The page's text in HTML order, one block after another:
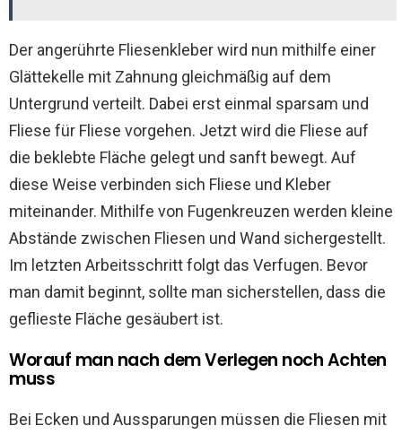
Der angerührte Fliesenkleber wird nun mithilfe einer
Glättekelle mit Zahnung gleichmäßig auf dem
Untergrund verteilt. Dabei erst einmal sparsam und
Fliese für Fliese vorgehen. Jetzt wird die Fliese auf
die beklebte Fläche gelegt und sanft bewegt. Auf
diese Weise verbinden sich Fliese und Kleber
miteinander. Mithilfe von Fugenkreuzen werden kleine
Abstände zwischen Fliesen und Wand sichergestellt.
Im letzten Arbeitsschritt folgt das Verfugen. Bevor
man damit beginnt, sollte man sicherstellen, dass die
geflieste Fläche gesäubert ist.
Worauf man nach dem Verlegen noch Achten
muss
Bei Ecken und Aussparungen müssen die Fliesen mit